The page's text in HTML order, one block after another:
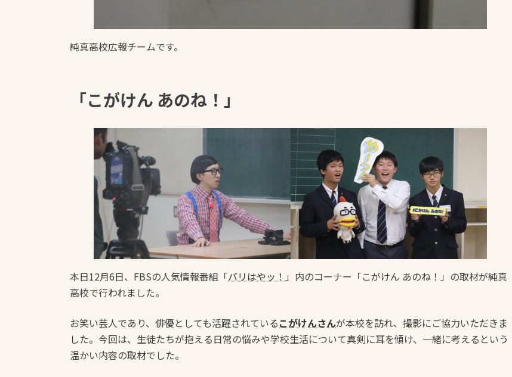
純真高校広報チームです。
「こがけん あのね！」
本日12月6日、FBSの人気情報番組「バリはやッ！ 」内のコーナー「こがけん あのね！」の取材が純真
高校で行われました。
お笑い芸人であり、俳優としても活躍されているこがけんさんが本校を訪れ、撮影にご協力いただきま
した。今回は、生徒たちが抱える日常の悩みや学校生活について真剣に耳を傾け、一緒に考えるという
温かい内容の取材でした。